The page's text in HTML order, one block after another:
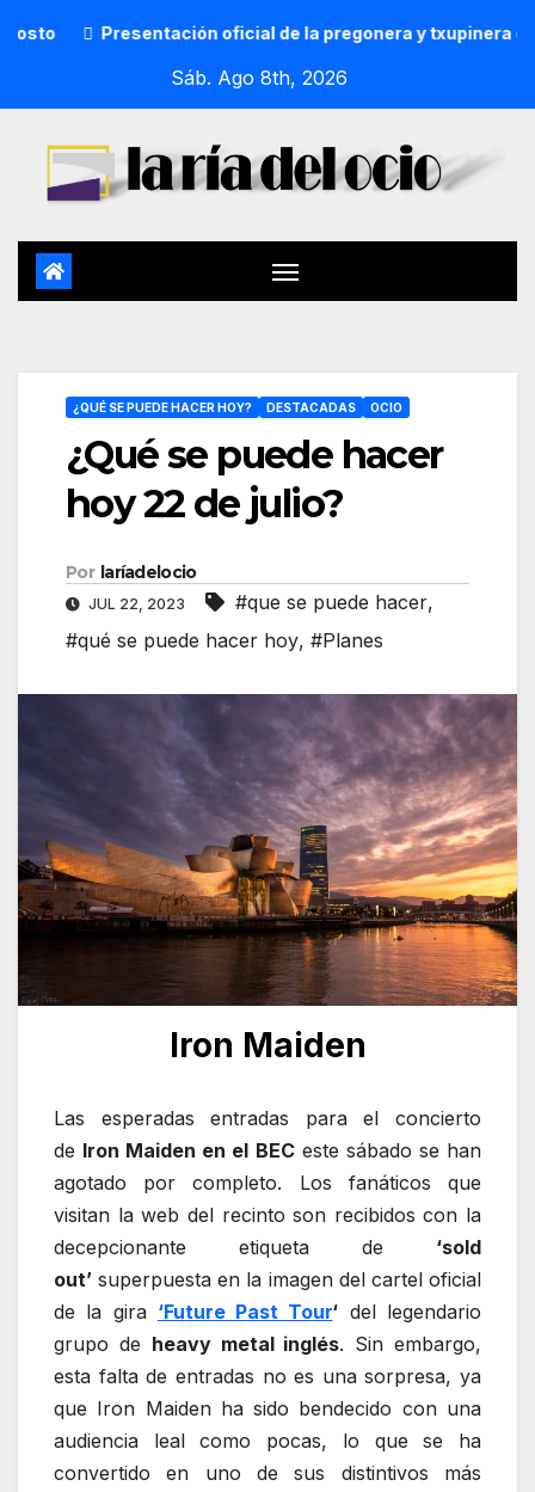
Presentación oficial de la pregonera y txupinera de Aste
Sáb. Ago 8th, 2026
¿QUÉ SE PUEDE HACER HOY? DESTACADAS OCIO
¿Qué se puede hacer
hoy 22 de julio?
Por laríadelocio
JUL 22, 2023 #que se puede hacer,
#qué se puede hacer hoy, #Planes
Iron Maiden
Las esperadas entradas para el concierto
de Iron Maiden en el BECeste sábado se han
agotado por completo. Los fanáticos que
visitan la web del recinto son recibidos con la
decepcionante etiqueta de ‘sold
out’ superpuesta en la imagen del cartel oficial
de la gira ‘Future Past Tour‘ del legendario
grupo de heavy metal inglés. Sin embargo,
esta falta de entradas no es una sorpresa, ya
que Iron Maiden ha sido bendecido con una
audiencia leal como pocas, lo que se ha
convertido en uno de sus distintivos más